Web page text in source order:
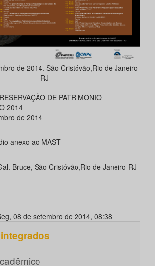
de 2014. São Cristóvão,Rio de Janeiro-
RJ
DE PATRIMÔNIO
2014
de 2014
anexo ao MAST
Bruce, São Cristóvão,Rio de Janeiro-RJ
08 de setembro de 2014, 08:38